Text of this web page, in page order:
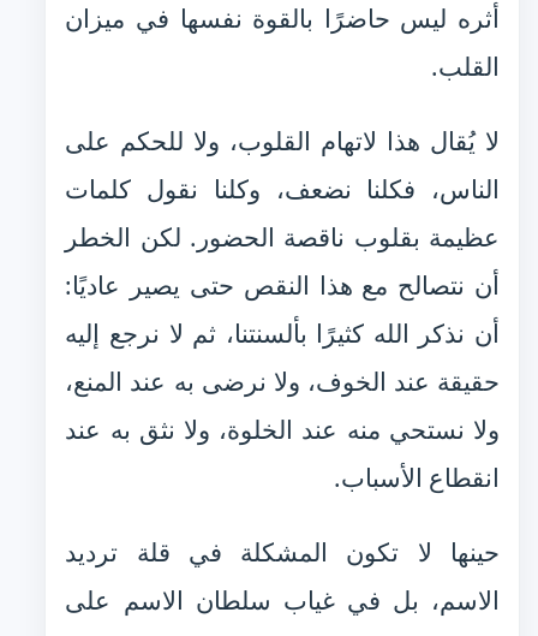
أثره ليس حاضرًا بالقوة نفسها في ميزان
القلب.
لا يُقال هذا لاتهام القلوب، ولا للحكم على
الناس، فكلنا نضعف، وكلنا نقول كلمات
عظيمة بقلوب ناقصة الحضور. لكن الخطر
أن نتصالح مع هذا النقص حتى يصير عاديًا:
أن نذكر الله كثيرًا بألسنتنا، ثم لا نرجع إليه
حقيقة عند الخوف، ولا نرضى به عند المنع،
ولا نستحي منه عند الخلوة، ولا نثق به عند
انقطاع الأسباب.
حينها لا تكون المشكلة في قلة ترديد
الاسم، بل في غياب سلطان الاسم على